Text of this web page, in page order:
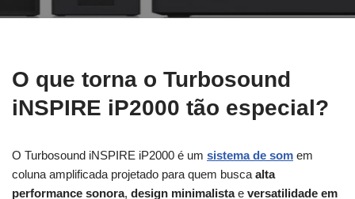
O que torna o Turbosound
iNSPIRE iP2000 tão especial?
O Turbosound iNSPIRE iP2000 é um sistema de som em
coluna amplificada projetado para quem busca alta
performance sonora, design minimalistae versatilidade em